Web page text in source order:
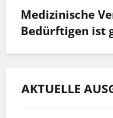
Medizinische
Bedürftigen ist
AKTUELLE